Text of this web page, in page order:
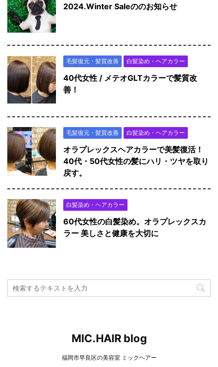
2024.Winter Saleののお知らせ
毛髪復元・髪質改善 白髪染め・ヘアカラー
40代女性 / メテオGLTカラーで髪質改
善！
毛髪復元・髪質改善 白髪染め・ヘアカラー
オラプレックスヘアカラーで美髪復活！
40代・50代女性の髪にハリ・ツヤを取り
戻す。
白髪染め・ヘアカラー
60代女性の白髪染め。オラプレックスカ
ラー 美しさと健康を大切に
MIC.HAIR blog
福岡市早良区の美容室 ミックヘアー